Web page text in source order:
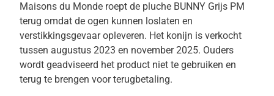
Maisons du Monde roept de pluche BUNNY Grijs PM
terug omdat de ogen kunnen loslaten en
verstikkingsgevaar opleveren. Het konijn is verkocht
tussen augustus 2023 en november 2025. Ouders
wordt geadviseerd het product niet te gebruiken en
terug te brengen voor terugbetaling.